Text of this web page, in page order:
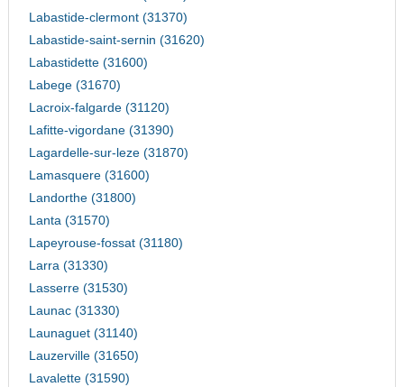
Labastide-clermont (31370)
Labastide-saint-sernin (31620)
Labastidette (31600)
Labege (31670)
Lacroix-falgarde (31120)
Lafitte-vigordane (31390)
Lagardelle-sur-leze (31870)
Lamasquere (31600)
Landorthe (31800)
Lanta (31570)
Lapeyrouse-fossat (31180)
Larra (31330)
Lasserre (31530)
Launac (31330)
Launaguet (31140)
Lauzerville (31650)
Lavalette (31590)